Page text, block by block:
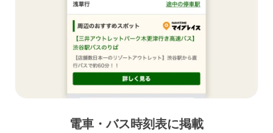
電車・バス時刻表に掲載